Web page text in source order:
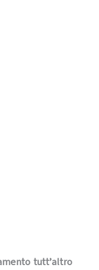
tutt’altro